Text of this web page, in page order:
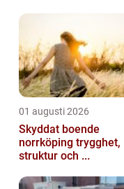
01 augusti 2026
Skyddat boende
norrköping trygghet,
struktur och ...